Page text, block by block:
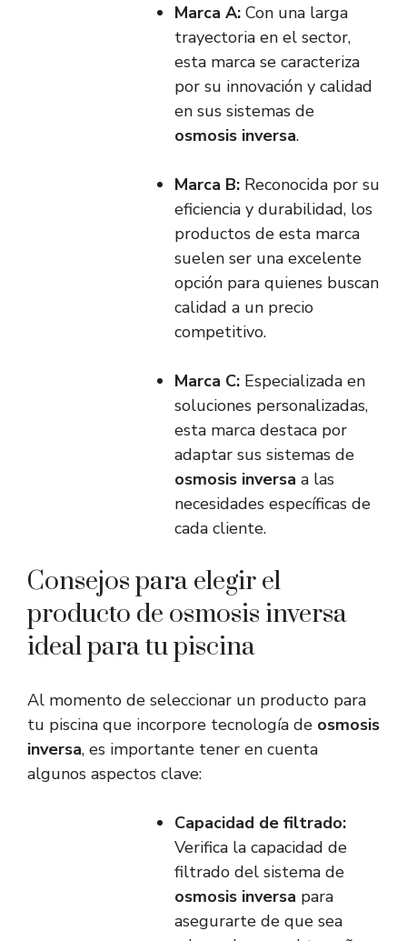
Marca A: Con una larga
trayectoria en el sector,
esta marca se caracteriza
por su innovación y calidad
en sus sistemas de
osmosis inversa.
Marca B: Reconocida por su
eficiencia y durabilidad, los
productos de esta marca
suelen ser una excelente
opción para quienes buscan
calidad a un precio
competitivo.
Marca C: Especializada en
soluciones personalizadas,
esta marca destaca por
adaptar sus sistemas de
osmosis inversa a las
necesidades específicas de
cada cliente.
Consejos para elegir el
producto de osmosis inversa
ideal para tu piscina
Al momento de seleccionar un producto para
tu piscina que incorpore tecnología de osmosis
inversa, es importante tener en cuenta
algunos aspectos clave:
Capacidad de filtrado:
Verifica la capacidad de
filtrado del sistema de
osmosis inversa para
asegurarte de que sea